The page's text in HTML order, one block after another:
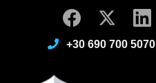
+30 690 700 5070